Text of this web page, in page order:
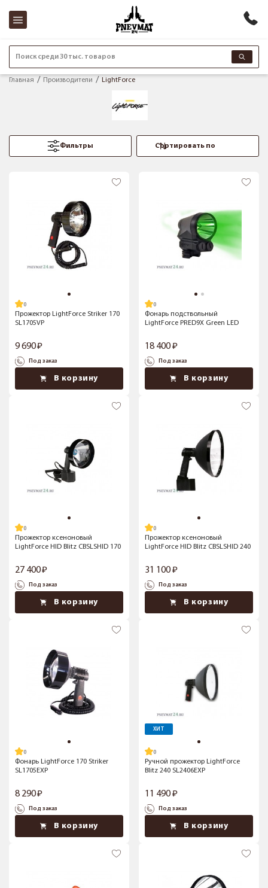
Поиск среди 30 тыс. товаров
Главная Производители LightForce
Фильтры
Прожектор LightForce Striker 170
SL1705VP
9 690
Под заказ
В корзину
Фонарь подствольный
LightForce PRED9X Green LED
18 400
Под заказ
В корзину
Прожектор ксеноновый
LightForce HID Blitz CBSLSHID 170
27 400
Под заказ
В корзину
Прожектор ксеноновый
LightForce HID Blitz CBSLSHID 240
31 100
Под заказ
В корзину
Фонарь LightForce 170 Striker
SL1705EXP
8 290
Под заказ
В корзину
ХИТ
Ручной прожектор LightForce
Blitz 240 SL2406EXP
11 490
Под заказ
В корзину